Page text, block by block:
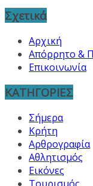
Σχετικά
Αρχική
Απόρρητο &
Επικοινωνία
ΚΑΤΗΓΟΡΙΕΣ
Σήμερα
Κρήτη
Αρθρογραφία
Αθλητισμός
Εικόνες